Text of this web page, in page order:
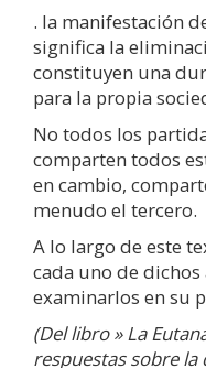
. la manifestación
significa la
constituyen una
para la propia
No todos los
comparten todos
en cambio,
menudo el tercero.
A lo largo de este
cada uno de
examinarlos en su
(Del libro » La
respuestas sobre la